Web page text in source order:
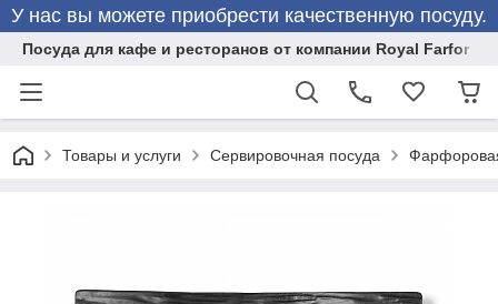
У нас вы можете приобрести качественную посуду.
Посуда для кафе и ресторанов от компании Royal Farfor
Товары и услуги Сервировочная посуда